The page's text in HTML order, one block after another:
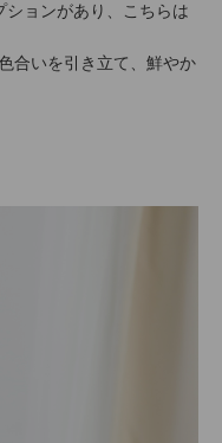
ョンがあり、こちらは
合いを引き立て、鮮やか